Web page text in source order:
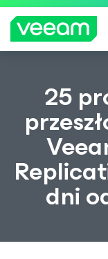
Wskazówki
dotyczy
WIĘCEJ
INFORMA
25
dni